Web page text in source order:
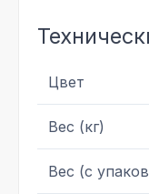
Цвет
Вес (кг)
Вес (с